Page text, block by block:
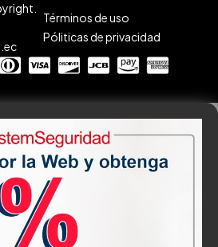
Términos de uso
Póliticas de privacidad